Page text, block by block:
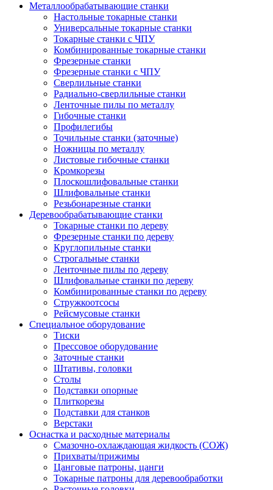
Металлообрабатывающие станки
Настольные токарные станки
Универсальные токарные станки
Токарные станки с ЧПУ
Комбинированные токарные станки
Фрезерные станки
Фрезерные станки с ЧПУ
Сверлильные станки
Радиально-сверлильные станки
Ленточные пилы по металлу
Гибочные станки
Профилегибы
Точильные станки (заточные)
Ножницы по металлу
Листовые гибочные станки
Кромкорезы
Плоскошлифовальные станки
Шлифовальные станки
Резьбонарезные станки
Деревообрабатывающие станки
Токарные станки по дереву
Фрезерные станки по дереву
Круглопильные станки
Строгальные станки
Ленточные пилы по дереву
Шлифовальные станки по дереву
Комбинированные станки по дереву
Стружкоотсосы
Рейсмусовые станки
Специальное оборудование
Тиски
Прессовое оборудование
Заточные станки
Штативы, головки
Столы
Подставки опорные
Плиткорезы
Подставки для станков
Верстаки
Оснастка и расходные материалы
Смазочно-охлаждающая жидкость (СОЖ)
Прихваты/прижимы
Цанговые патроны, цанги
Токарные патроны для деревообработки